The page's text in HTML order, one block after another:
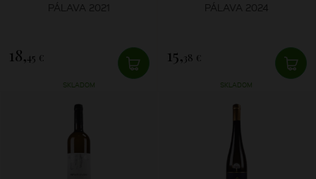
PÁLAVA 2021
18,45 €
SKLADOM
PÁLAVA 2024
15, 38 €
SKLADOM